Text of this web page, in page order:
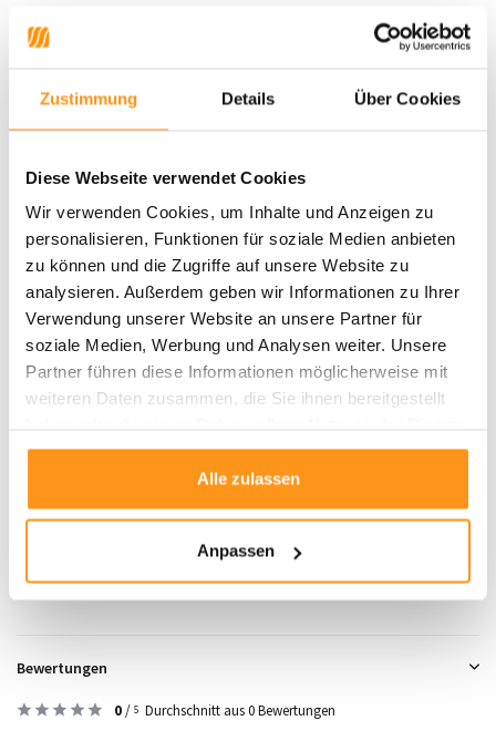
Zustimmung Details Über Cookies
Diese Webseite verwendet Cookies
Wir verwenden Cookies, um Inhalte und Anzeigen zu
personalisieren, Funktionen für soziale Medien anbieten
zu können und die Zugriffe auf unsere Website zu
analysieren. Außerdem geben wir Informationen zu Ihrer
Verwendung unserer Website an unsere Partner für
soziale Medien, Werbung und Analysen weiter. Unsere
Partner führen diese Informationen möglicherweise mit
weiteren Daten zusammen, die Sie ihnen bereitgestellt
gesammelt haben.
Alle zulassen
Anpassen
hilft, den Teppich in Topform zu
Lose Fasern vorsichtig abschneiden
, anstatt sie
um die Fasern zu schonen und eine Übersättigung zu vermeiden.
Verwenden Sie eine rutschfeste Matte unter dem Teppich, um
das Verrutschen zu verhindern.
Drehen Sie den Teppich alle paar Monate , um eine
gleichmäßige Abnutzung zu gewährleisten und seine Lebensdauer zu
verlängern.
DerSahara Shaggy Berber Teppich bringt eine warme, einladende
Atmosphäre in jeden Raum und ist ideal für diejenigen, die eine gemütliche
und komfortable Umgebung mit einem Hauch von globalem Stil suchen.
9508897964463
Bewertungen
0/ 5 Durchschnitt aus 0 Bewertungen